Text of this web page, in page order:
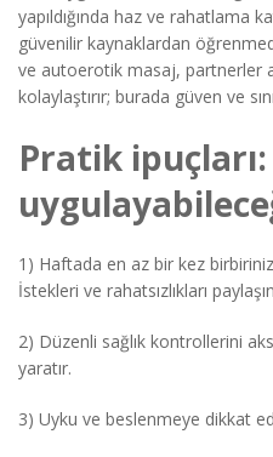
yapıldığında haz ve rahatlama
güvenilir kaynaklardan
ve autoerotik masaj, partnerler
kolaylaştırır; burada güven ve
Pratik
1) Haftada en az bir kez
İstekleri ve rahatsızlıkları
2) Düzenli sağlık kontrollerini
yaratır.
3) Uyku ve beslenmeye dikkat